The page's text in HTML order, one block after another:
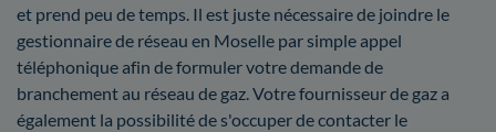
et prend peu de temps. Il est juste nécessaire de joindre le
gestionnaire de réseau en Moselle par simple appel
téléphonique afin de formuler votre demande de
branchement au réseau de gaz. Votre fournisseur de gaz a
également la possibilité de s'occuper de contacter le